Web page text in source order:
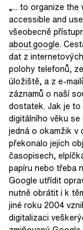
„... to organize
accessible and
všeobecně
about.google.
dat z
polohy telefonů,
úložiště, a z e-
záznamů o naší
dostatek. Jak je
digitálního věku
jedná o okamžik v
překonalo jejich
časopisech,
papíru nebo třeba
Google utřídit
nutně obrátit i k
jiné roku 2004
digitalizaci